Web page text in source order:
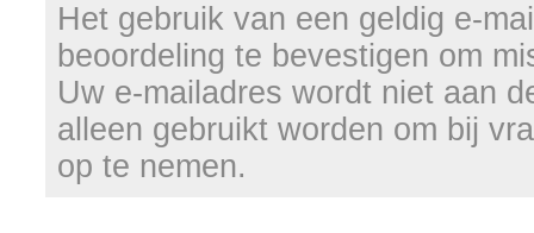
Het gebruik van een geldig e-
beoordeling te bevestigen om
Uw e-mailadres wordt niet aan
alleen gebruikt worden om bij
op te nemen.